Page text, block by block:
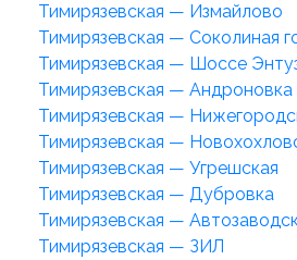
Тимирязевская — Измайлово
Тимирязевская — Соколиная
Тимирязевская — Шоссе
Тимирязевская — Андроновка
Тимирязевская —
Тимирязевская —
Тимирязевская — Угрешская
Тимирязевская — Дубровка
Тимирязевская —
Тимирязевская — ЗИЛ